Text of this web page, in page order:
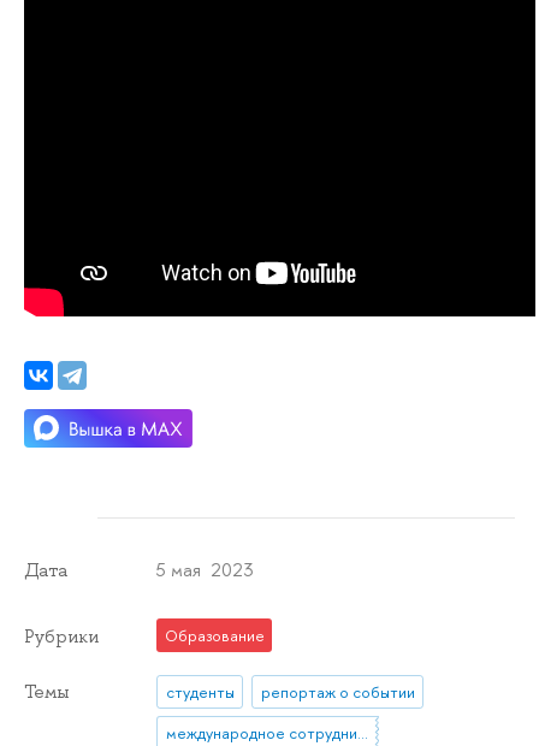
Дата 5 мая 2023
Рубрики Образование
Темы студенты
репортаж о событии
международное сотрудничество